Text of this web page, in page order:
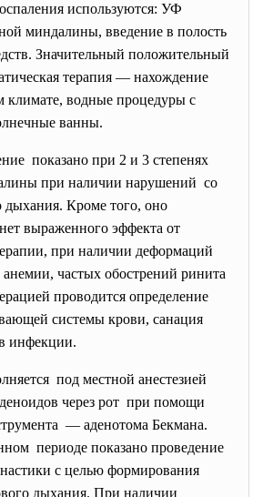
используются: УФ
миндалины, введение в полость
Значительный положительный
терапия — нахождение
климате, водные процедуры с
ванны.
показано при 2 и 3 степенях
при наличии нарушений со
дыхания. Кроме того, оно
выраженного эффекта от
при наличии деформаций
анемии, частых обострений ринита
проводится определение
системы крови, санация
инфекции.
под местной анестезией
через рот при помощи
— аденотома Бекмана.
периоде показано проведение
с целью формирования
дыхания. При наличии